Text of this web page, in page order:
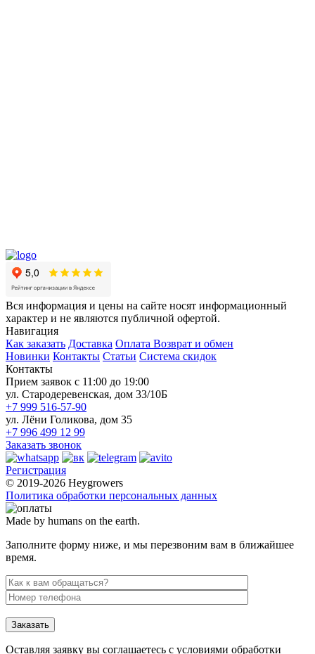
Вся информация и цены на сайте носят информационный
характер и не являются публичной офертой.
Навигация
Как заказать Доставка Оплата Возврат и обмен
Новинки Контакты Статьи Система скидок
Контакты
Прием заявок с 11:00 до 19:00
ул. Стародеревенская, дом 33/10Б
+7 999 516-57-90
ул. Лёни Голикова, дом 35
+7 996 499 12 99
Заказать звонок
Регистрация
© 2019-2026 Heygrowers
Политика обработки персональных данных
Made by humans on the earth.
Заполните форму ниже, и мы перезвоним вам в ближайшее
время.
Заказать
Оставляя заявку вы соглашаетесь с условиями обработки